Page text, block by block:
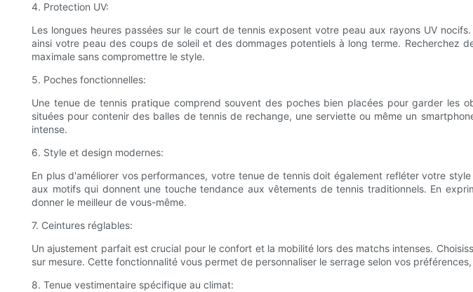
4. Protection UV:
Les longues heures passées sur le court de tennis exposent votre peau aux rayons UV
ainsi votre peau des coups de soleil et des dommages potentiels à long terme. Recherchez
maximale sans compromettre le style.
5. Poches fonctionnelles:
Une tenue de tennis pratique comprend souvent des poches bien placées pour garder les
situées pour contenir des balles de tennis de rechange, une serviette ou même un
intense.
6. Style et design modernes:
En plus d'améliorer vos performances, votre tenue de tennis doit également refléter votre
aux motifs qui donnent une touche tendance aux vêtements de tennis traditionnels. En
donner le meilleur de vous-même.
7. Ceintures réglables:
Un ajustement parfait est crucial pour le confort et la mobilité lors des matchs intenses.
sur mesure. Cette fonctionnalité vous permet de personnaliser le serrage selon vos
8. Tenue vestimentaire spécifique au climat: